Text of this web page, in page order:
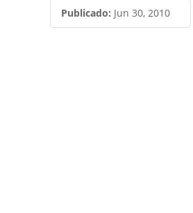
Publicado: Jun 30, 2010